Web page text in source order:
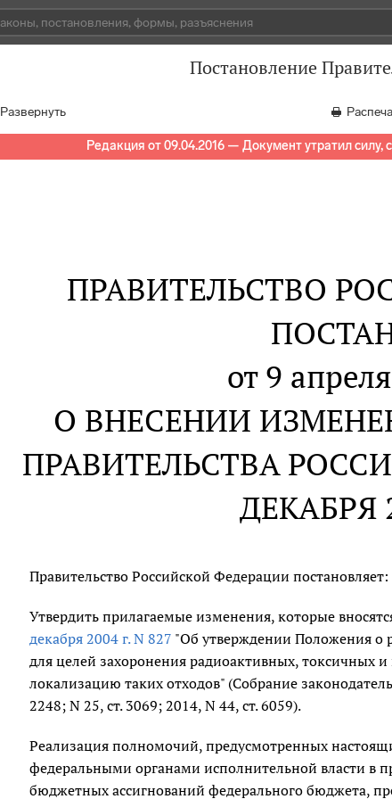
Постановление
Развернуть
Редакция от 09.04.2016 — Документ утратил силу,
ПРАВИТЕЛЬСТВО
от 9
О ВНЕСЕНИИ
ПРАВИТЕЛЬСТВА
ДЕКАБРЯ
Правительство Российской Федерации постановляет:
Утвердить прилагаемые изменения, которые
декабря 2004 г. N 827 "Об утверждении Положения о
для целей захоронения радиоактивных, токсичных
локализацию таких отходов" (Собрание
2248; N 25, ст. 3069; 2014, N 44, ст. 6059).
Реализация полномочий, предусмотренных
федеральными органами исполнительной власти в
бюджетных ассигнований федерального бюджета,